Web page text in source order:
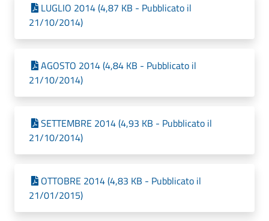
LUGLIO 2014 (4,87 KB - Pubblicato il
21/10/2014)
AGOSTO 2014 (4,84 KB - Pubblicato il
21/10/2014)
SETTEMBRE 2014 (4,93 KB - Pubblicato il
21/10/2014)
OTTOBRE 2014 (4,83 KB - Pubblicato il
21/01/2015)